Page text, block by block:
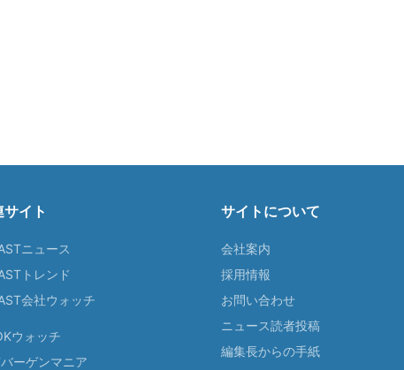
サイト
ニュース
トレンド
会社ウォッチ
ウォッチ
ーゲンマニア
サイトについて
会社案内
採用情報
お問い合わせ
ニュース読者投稿
編集長からの手紙